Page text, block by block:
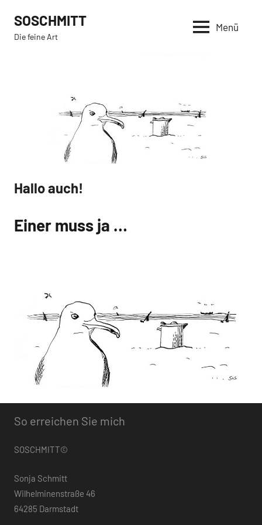
Inhalt
springen
SOSCHMITT
Die feine Art
Menü
Hallo auch!
Einer muss ja …
So erreichen Sie mich
SOSCHMITT©
Sonja Schmitt
Wilhelminenstraße 46
64285 Darmstadt